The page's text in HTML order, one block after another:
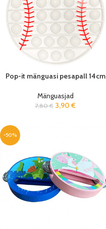
Pop-it mänguasi pesapall 14cm
Mänguasjad
7,80€ 3,90 €
-50%